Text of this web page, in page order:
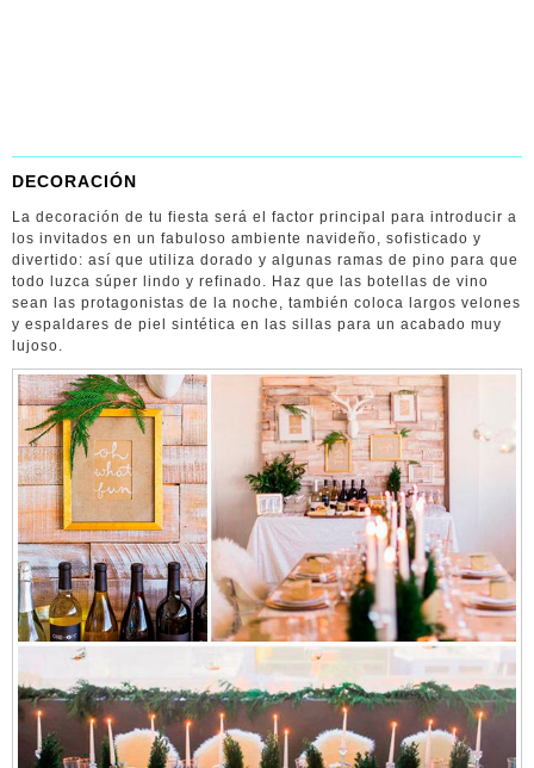
DECORACIÓN
La decoración de tu fiesta será el factor principal para introducir a
los invitados en un fabuloso ambiente navideño, sofisticado y
divertido: así que utiliza dorado y algunas ramas de pino para que
todo luzca súper lindo y refinado. Haz que las botellas de vino
sean las protagonistas de la noche, también coloca largos velones
y espaldares de piel sintética en las sillas para un acabado muy
lujoso.